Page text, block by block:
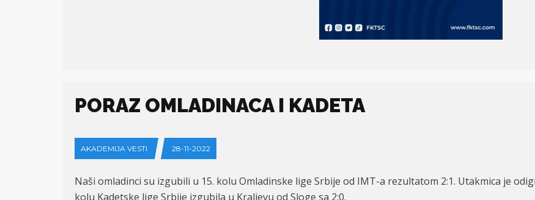
PORAZ OMLADINACA I KADETA
AKADEMIJA VESTI 28-11-2022
Naši omladinci su izgubili u 15. kolu Omladinske lige Srbije od IMT-a rezultatom 2:1. Utakmica je
kolu Kadetske lige Srbije izgubila u Kraljevu od Sloge sa 2:0.